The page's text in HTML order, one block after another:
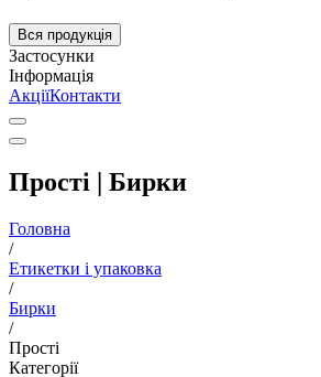
Вся продукція
Застосунки
Інформація
АкціїКонтакти
Прості | Бирки
Головна
/
Етикетки і упаковка
/
Бирки
/
Прості
Категорії